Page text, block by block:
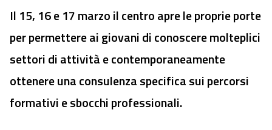
Il 15, 16 e 17 marzo il centro apre le proprie porte
per permettere ai giovani di conoscere molteplici
settori di attività e contemporaneamente
ottenere una consulenza specifica sui percorsi
formativi e sbocchi professionali.